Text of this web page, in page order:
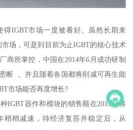
得IGBT市场一度被看好。虽然长期来
场，可是到目前为止IGBT的核心技术
商所掌控，中国在2014年6月成功研制
断 。并且随着各国都将削减可再生能
市场能否再度增长?
IGBT器件和模块的销售额在2013年将
稍稍减速，待经济复苏并稳定后，从